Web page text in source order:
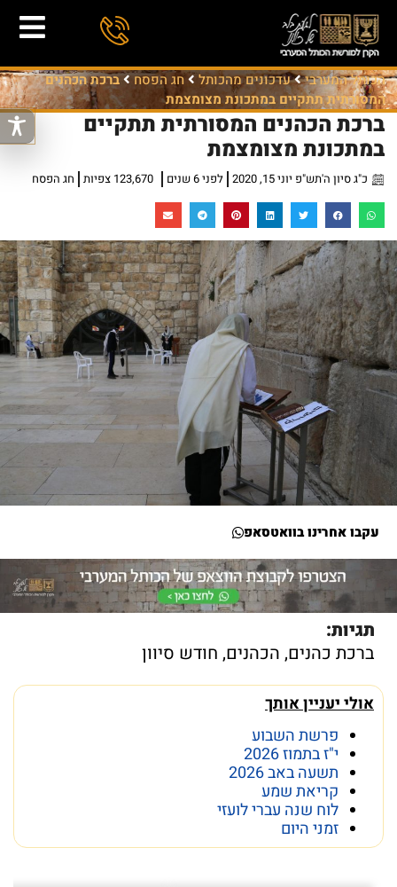
הכותל המערבי עדכונים מהכותל חג הפסח
ברכת הכהנים
המסורתית תתקיים במתכונת מצומצמת
ברכת הכהנים המסורתית תתקיים
במתכונת מצומצמת
כ"ג סיון ה'תש"פ יוני 15, 2020 לפני 6 שנים 123,670 צפיות חג הפסח
עקבו אחרינו בוואטסאפ
תגיות:
ברכת כהנים, הכהנים, חודש סיוון
אולי יעניין אותך
פרשת השבוע
י"ז בתמוז 2026
תשעה באב 2026
קריאת שמע
לוח שנה עברי לועזי
זמני היום